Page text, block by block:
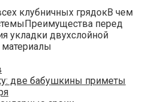
клубничных грядокВ чем
перед
укладки двухслойной
две бабушкины приметы